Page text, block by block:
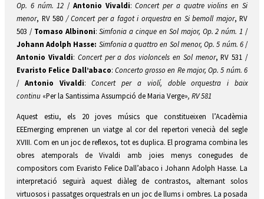
Op. 6 núm. 12 / Antonio Vivaldi:Concert per a quatre violins en Si
menor, RV 580 / Concert per a fagot i orquestra en Si bemoll major, RV
503 / Tomaso Albinoni:Simfonia a cinque en Sol major, Op. 2 núm. 1 /
Johann Adolph Hasse: Simfonia a quattro en Sol menor, Op. 5 núm. 6 /
Antonio Vivaldi: Concert per a dos violoncels en Sol menor, RV 531 /
Evaristo Felice Dall’abaco: Concerto grosso en Re major, Op. 5 núm. 6
/ Antonio Vivaldi:Concert per a violí, dobleorquestra i baix
continu «Per la Santissima Assumpció de Maria Verge», RV 581
Aquest estiu, els 20 joves músics que constitueixen l’Acadèmia
EEEmerging emprenen un viatge al cor del repertori venecià del segle
XVIII. Com en un joc de reflexos, tot es duplica. El programa combina les
obres atemporals de Vivaldi amb joies menys conegudes de
compositors com Evaristo Felice Dall’abaco i Johann Adolph Hasse. La
interpretació seguirà aquest diàleg de contrastos, alternant solos
virtuosos i passatges orquestrals en un joc de llums i ombres. La posada